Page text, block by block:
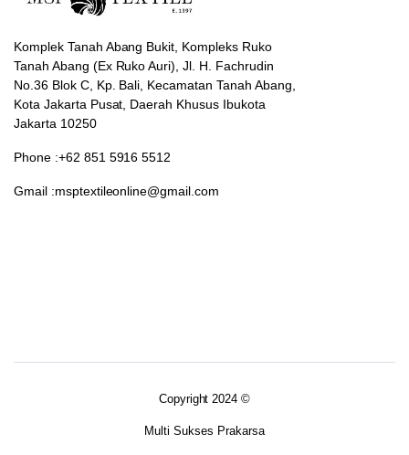
Komplek Tanah Abang Bukit, Kompleks Ruko
Tanah Abang (Ex Ruko Auri), Jl. H. Fachrudin
No.36 Blok C, Kp. Bali, Kecamatan Tanah Abang,
Kota Jakarta Pusat, Daerah Khusus Ibukota
Jakarta 10250
Phone :+62 851 5916 5512
Gmail :msptextileonline@gmail.com
Copyright 2024 ©
Multi Sukses Prakarsa